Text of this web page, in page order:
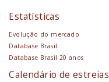
Estatísticas
Evolução do mercado
Database Brasil
Database Brasil 20 anos
Calendário de estreias